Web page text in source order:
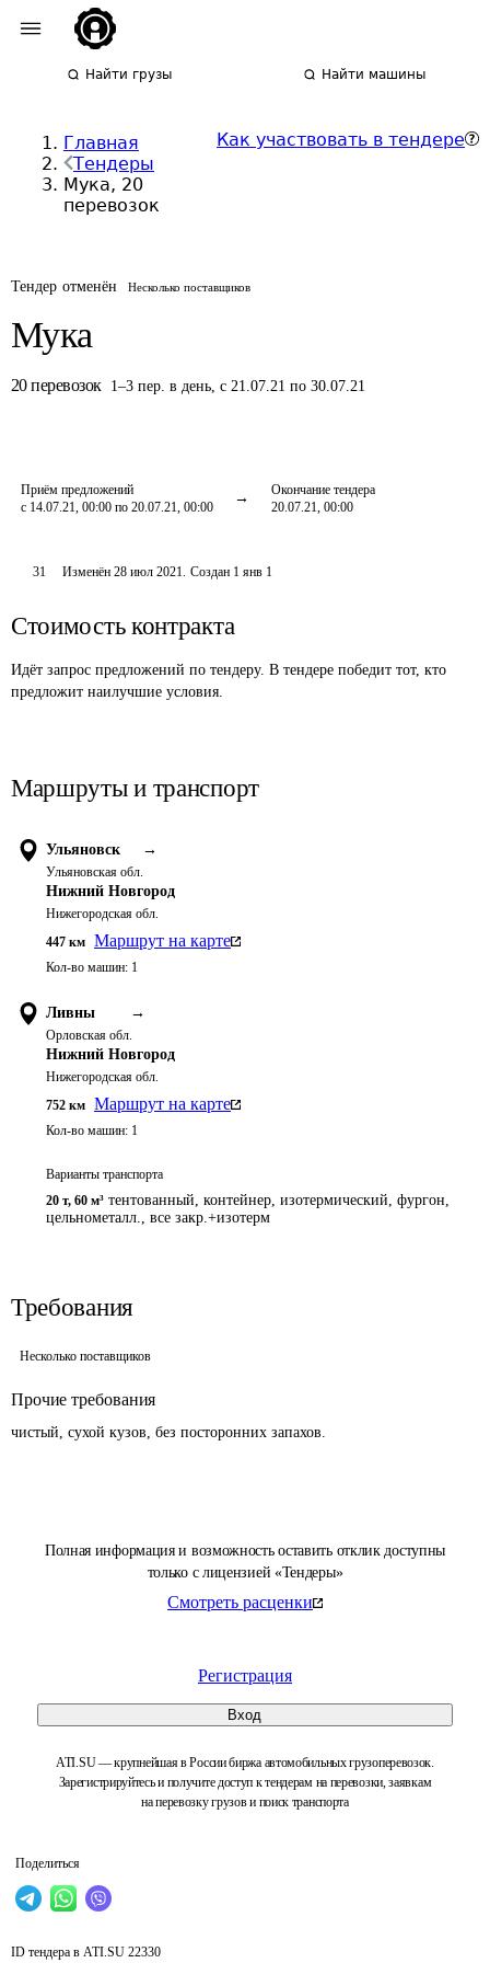
Найти грузы Найти машины
Главная
Тендеры
Мука, 20
перевозок
Как участвовать в тендере
Тендер отменён Несколько поставщиков
Мука
20 перевозок 1–3 пер. в день, с 21.07.21 по 30.07.21
Приём предложений
с 14.07.21, 00:00 по 20.07.21, 00:00
Окончание тендера
20.07.21, 00:00
Полная информация и возможность оставить отклик доступны
только с лицензией «Тендеры»
Смотреть расценки
Регистрация
Вход
ATI.SU — крупнейшая в России биржа автомобильных грузоперевозок.
Зарегистрируйтесь и получите доступ к тендерам на перевозки, заявкам
на перевозку грузов и поиск транспорта
Поделиться
31 Изменён28 июл 2021. Создан 1 янв 1
Стоимость контракта
Идёт запрос предложений по тендеру. В тендере победит тот, кто
предложит наилучшие условия.
Маршруты и транспорт
Ульяновск →
Ульяновская обл.
Нижний Новгород
Нижегородская обл.
447 км Маршрут на карте
Кол-во машин: 1
Ливны →
Орловская обл.
Нижний Новгород
Нижегородская обл.
752 км Маршрут на карте
Кол-во машин: 1
Варианты транспорта
20 т, 60 м³ тентованный, контейнер, изотермический, фургон,
цельнометалл., все закр.+изотерм
Требования
Несколько поставщиков
Прочие требования
чистый, сухой кузов, без посторонних запахов.
ID тендера в ATI.SU 22330